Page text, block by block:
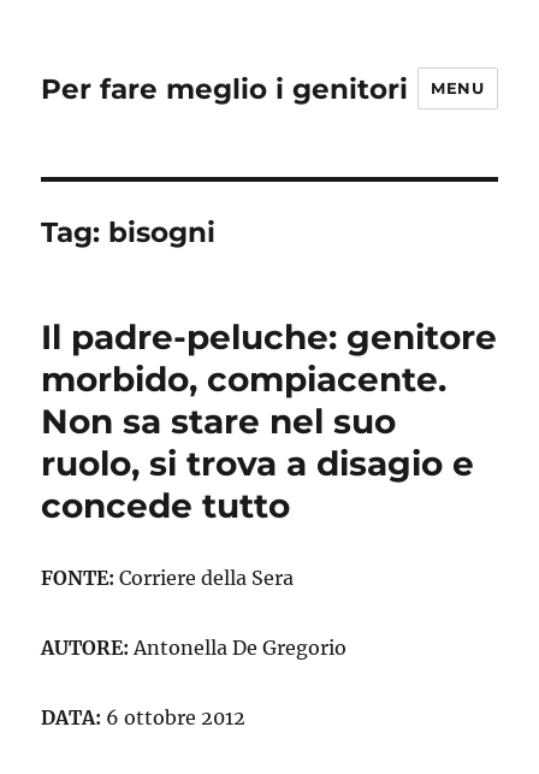
Per fare meglio i genitori MENU
Tag: bisogni
Il padre-peluche: genitore
morbido, compiacente.
Non sa stare nel suo
ruolo, si trova a disagio e
concede tutto
FONTE: Corriere della Sera
AUTORE: Antonella De Gregorio
DATA: 6 ottobre 2012